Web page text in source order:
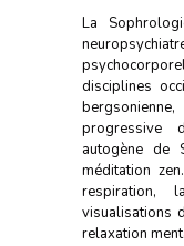
La
disciplines
progressive
autogène de
méditation
respiration,
visualisations
relaxation